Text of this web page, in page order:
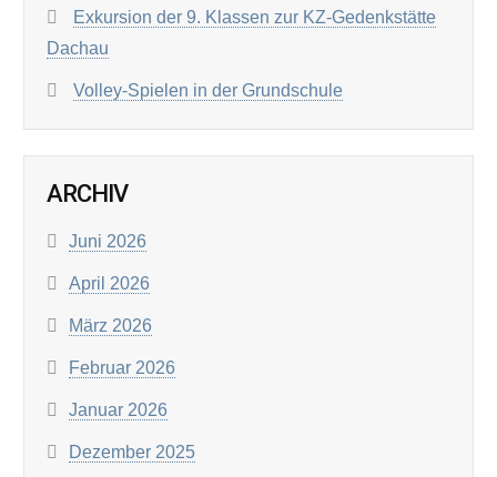
Exkursion der 9. Klassen zur KZ-Gedenkstätte
Dachau
Volley-Spielen in der Grundschule
ARCHIV
Juni 2026
April 2026
März 2026
Februar 2026
Januar 2026
Dezember 2025